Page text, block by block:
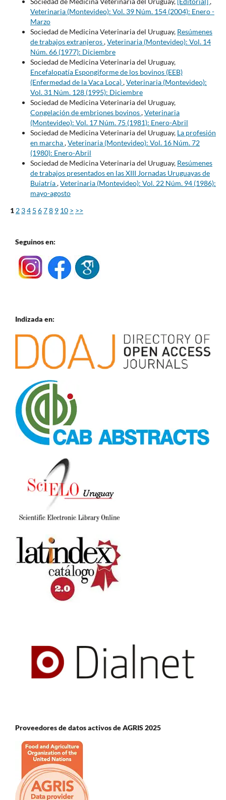
Veterinaria (Montevideo): Vol. 39 Núm. 154 (2004): Enero -
Marzo
Sociedad de Medicina Veterinaria del Uruguay, Resúmenes
de trabajos extranjeros,Veterinaria (Montevideo): Vol. 14
Núm. 66 (1977): Diciembre
Sociedad de Medicina Veterinaria del Uruguay,
Encefalopatía Espongiforme de los bovinos (EEB)
(Enfermedad de la Vaca Loca),Veterinaria (Montevideo):
Vol. 31 Núm. 128 (1995): Diciembre
Sociedad de Medicina Veterinaria del Uruguay,
Congelación de embriones bovinos,Veterinaria
(Montevideo): Vol. 17 Núm. 75 (1981): Enero-Abril
Sociedad de Medicina Veterinaria del Uruguay, La profesión
en marcha,Veterinaria (Montevideo): Vol. 16 Núm. 72
(1980): Enero-Abril
Sociedad de Medicina Veterinaria del Uruguay, Resúmenes
de trabajos presentados en las XIII Jornadas Uruguayas de
Buiatría,Veterinaria (Montevideo): Vol. 22 Núm. 94 (1986):
mayo-agosto
12 34 5 678 9 10 > >>
Seguinos en:
Indizada en:
Proveedores de datos activos de AGRIS 2025